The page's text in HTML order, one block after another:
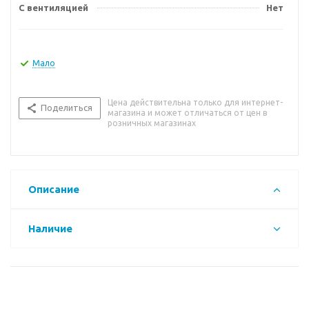
С вентиляцией Нет
Мало
Поделиться
Цена действительна только для интернет-
магазина и может отличаться от цен в
розничных магазинах
Описание
Наличие